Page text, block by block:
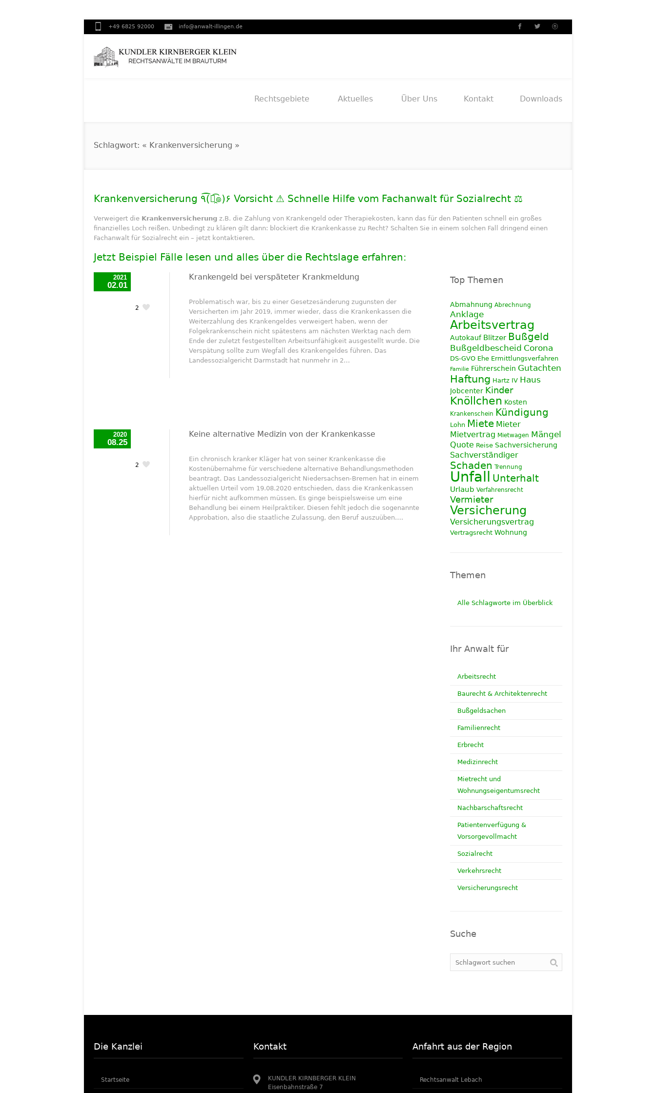
+49 6825 92000 info@anwalt-illingen.de
Rechtsgebiete Aktuelles Über Uns Kontakt Downloads
Schlagwort: « Krankenversicherung »
Krankenversicherung ٩(͡๏̯͡๏)۶ Vorsicht ⚠️ Schnelle Hilfe vom Fachanwalt für Sozialrecht ⚖️
Verweigert die Krankenversicherung z.B. die Zahlung von Krankengeld oder Therapiekosten, kann das für den Patienten schnell ein großes
finanzielles Loch reißen. Unbedingt zu klären gilt dann: blockiert die Krankenkasse zu Recht? Schalten Sie in einem solchen Fall dringend einen
Fachanwalt für Sozialrecht ein – jetzt kontaktieren.
Jetzt Beispiel Fälle lesen und alles über die Rechtslage erfahren:
2021
02.01
2
Krankengeld bei verspäteter Krankmeldung
Problematisch war, bis zu einer Gesetzesänderung zugunsten der
Versicherten im Jahr 2019, immer wieder, dass die Krankenkassen die
Weiterzahlung des Krankengeldes verweigert haben, wenn der
Folgekrankenschein nicht spätestens am nächsten Werktag nach dem
Ende der zuletzt festgestellten Arbeitsunfähigkeit ausgestellt wurde. Die
Verspätung sollte zum Wegfall des Krankengeldes führen. Das
Landessozialgericht Darmstadt hat nunmehr in 2…
2020
08.25
2
Keine alternative Medizin von der Krankenkasse
Ein chronisch kranker Kläger hat von seiner Krankenkasse die
Kostenübernahme für verschiedene alternative Behandlungsmethoden
beantragt. Das Landessozialgericht Niedersachsen-Bremen hat in einem
aktuellen Urteil vom 19.08.2020 entschieden, dass die Krankenkassen
hierfür nicht aufkommen müssen. Es ginge beispielsweise um eine
Behandlung bei einem Heilpraktiker. Diesen fehlt jedoch die sogenannte
Approbation, also die staatliche Zulassung, den Beruf auszuüben….
Top Themen
Abmahnung Abrechnung
Anklage
Arbeitsvertrag
Autokauf Blitzer Bußgeld
Bußgeldbescheid Corona
DS-GVO Ehe Ermittlungsverfahren
Familie Führerschein Gutachten
Haftung Hartz IV Haus
Jobcenter Kinder
Knöllchen Kosten
Krankenschein Kündigung
Lohn Miete Mieter
Mietvertrag Mietwagen Mängel
Quote Reise Sachversicherung
Sachverständiger
Schaden Trennung
Unfall Unterhalt
Urlaub Verfahrensrecht
Vermieter
Versicherung
Versicherungsvertrag
Vertragsrecht Wohnung
Themen
Alle Schlagworte im Überblick
Ihr Anwalt für
Arbeitsrecht
Baurecht & Architektenrecht
Bußgeldsachen
Familienrecht
Erbrecht
Medizinrecht
Mietrecht und
Wohnungseigentumsrecht
Nachbarschaftsrecht
Patientenverfügung &
Vorsorgevollmacht
Sozialrecht
Verkehrsrecht
Versicherungsrecht
Suche
Die Kanzlei
Startseite
Kontakt
KUNDLER KIRNBERGER KLEIN
Eisenbahnstraße 7
Anfahrt aus der Region
Rechtsanwalt Lebach